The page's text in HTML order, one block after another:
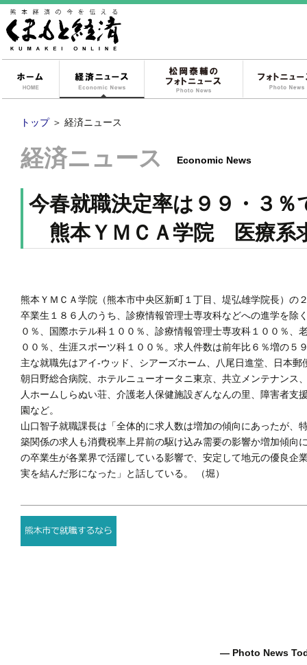
経済ニュース
トップ ＞ 経済ニュース
経済ニュース Economic News
今春就職決定率は９９・３％
熊本ＹＭＣＡ学院 医療系
熊本ＹＭＣＡ学院（熊本市中央区新町１丁目、堤弘雄学院長）の
卒業生１８６人のうち、診療情報管理士専攻科などへの進学を
０％、国際ホテル科１００％、診療情報管理士専攻科１００％
００％、生涯スポーツ科１００％。求人件数は前年比６％増の５
主な就職先はアイ‐ウッド、シアーズホーム、八尾日進堂、日本
朝日野総合病院、ホテルニューオータニ東京、共立メンテナン
人ホームしらぬい荘、介護老人保健施設ぎんなんの里、障害者
園など。
山口智子就職課長は「全体的に求人数は増加の傾向にあったが
築関係の求人も消費税率上昇前の駆け込み需要の影響か増加傾
の卒業生が各業界で活躍している影響で、安定して地元の優良
実を結んだ形になった」と話している。 （堀）
― Photo News